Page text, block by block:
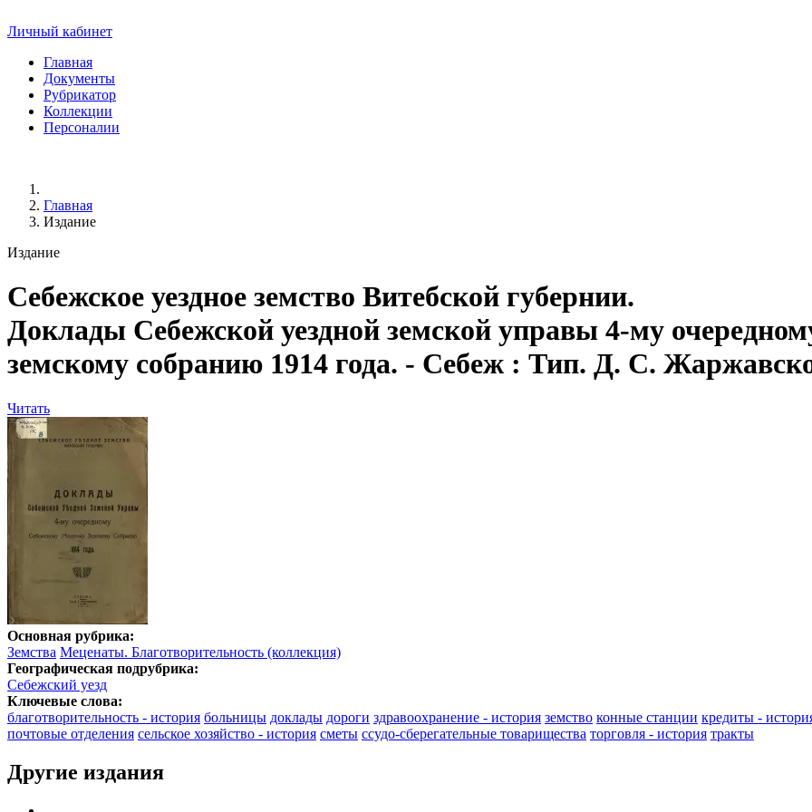
Личный кабинет
Главная
Документы
Рубрикатор
Коллекции
Персоналии
Главная
Издание
Издание
Себежское уездное земство Витебской губернии.
Доклады Себежской уездной земской управы 4-му
земскому собранию 1914 года. - Себеж : Тип. Д. С.
Читать
Основная рубрика:
Земства Меценаты. Благотворительность (коллекция)
Географическая подрубрика:
Себежский уезд
Ключевые слова:
благотворительность - история больницы доклады дороги здравоохранение - история земство конные станции кредиты -
почтовые отделения сельское хозяйство - история сметы ссудо-сберегательные товарищества торговля - история тракты
Другие издания